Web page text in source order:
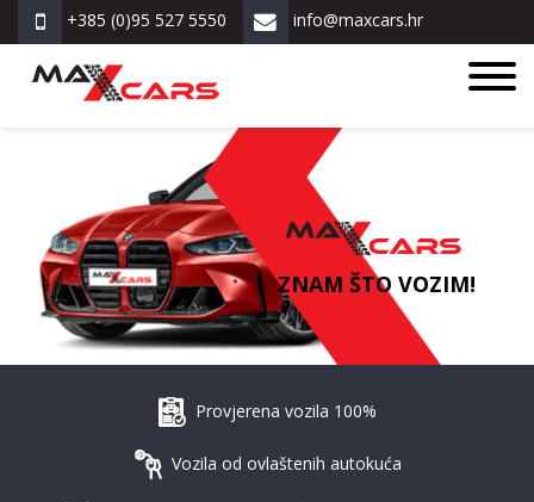
+385 (0)95 527 5550 info@maxcars.hr
ZNAM ŠTO VOZIM!
Provjerena vozila 100%
Vozila od ovlaštenih autokuća